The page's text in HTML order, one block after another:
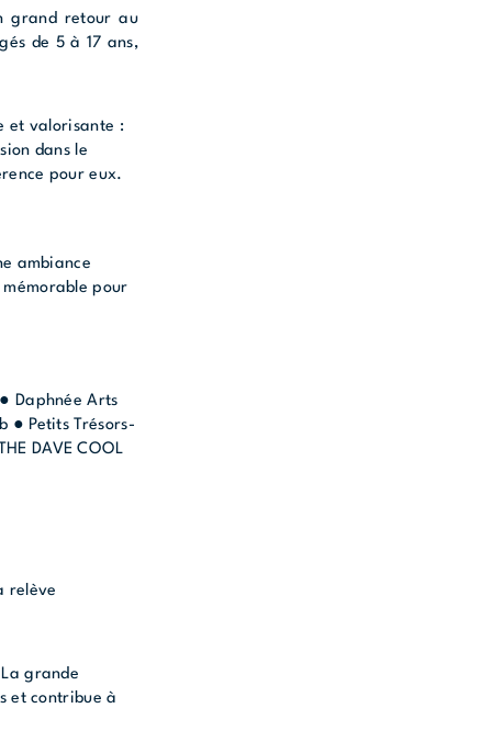
grand retour au
de 5 à 17 ans,
et valorisante :
dans le
pour eux.
ambiance
pour
Daphnée Arts
● Petits Trésors-
DAVE COOL
relève
La grande
et contribue à